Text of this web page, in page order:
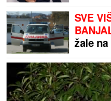
SVE
žale